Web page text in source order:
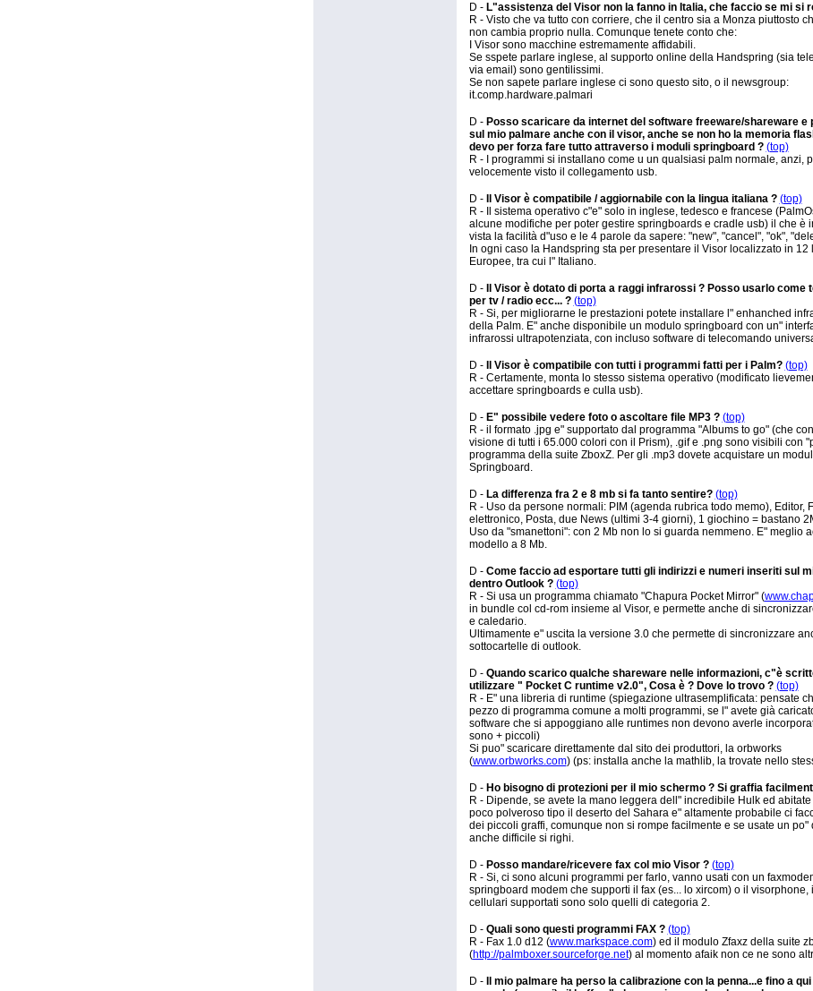
D - L"assistenza del Visor non la fanno in Italia, che faccio se mi si
R - Visto che va tutto con corriere, che il centro sia a Monza piuttosto
non cambia proprio nulla. Comunque tenete conto che:
I Visor sono macchine estremamente affidabili.
Se sspete parlare inglese, al supporto online della Handspring (sia
via email) sono gentilissimi.
Se non sapete parlare inglese ci sono questo sito, o il newsgroup:
it.comp.hardware.palmari
D - Posso scaricare da internet del software freeware/shareware e
sul mio palmare anche con il visor, anche se non ho la memoria
devo per forza fare tutto attraverso i moduli springboard ? (top)
R - I programmi si installano come u un qualsiasi palm normale, anzi,
velocemente visto il collegamento usb.
D -Il Visor è compatibile / aggiornabile con la lingua italiana ? (top)
R - Il sistema operativo c"e" solo in inglese, tedesco e francese
alcune modifiche per poter gestire springboards e cradle usb) il che è
vista la facilità d"uso e le 4 parole da sapere: "new", "cancel", "ok",
In ogni caso la Handspring sta per presentare il Visor localizzato in 12
Europee, tra cui l" Italiano.
D -
Il Visor è dotato di porta a raggi infrarossi ? Posso usarlo come
per tv / radio ecc... ? (top)
R - Si, per migliorarne le prestazioni potete installare l" enhanched
della Palm. E" anche disponibile un modulo springboard con un"
infrarossi ultrapotenziata, con incluso software di telecomando
D - Il Visor è compatibile con tutti i programmi fatti per i Palm? (top)
R - Certamente, monta lo stesso sistema operativo (modificato
accettare springboards e culla usb).
D - E" possibile vedere foto o ascoltare file MP3 ? (top)
R - il formato .jpg e" supportato dal programma "Albums to go" (che
visione di tutti i 65.000 colori con il Prism), .gif e .png sono visibili con
programma della suite ZboxZ. Per gli .mp3 dovete acquistare un
Springboard.
D - La differenza fra 2 e 8 mb si fa tanto sentire? (top)
R - Uso da persone normali: PIM (agenda rubrica todo memo), Editor,
elettronico, Posta, due News (ultimi 3-4 giorni), 1 giochino = bastano
Uso da "smanettoni": con 2 Mb non lo si guarda nemmeno. E" meglio
modello a 8 Mb.
D - Come faccio ad esportare tutti gli indirizzi e numeri inseriti sul
dentro Outlook ? (top)
R - Si usa un programma chiamato "Chapura Pocket Mirror" (
in bundle col cd-rom insieme al Visor, e permette anche di
e caledario.
Ultimamente e" uscita la versione 3.0 che permette di sincronizzare
sottocartelle di outlook.
D - Quando scarico qualche shareware nelle informazioni, c"è
utilizzare " Pocket C runtime v2.0", Cosa è ? Dove lo trovo ? (top)
R - E" una libreria di runtime (spiegazione ultrasemplificata: pensate
pezzo di programma comune a molti programmi, se l" avete già
software che si appoggiano alle runtimes non devono averle
sono + piccoli)
Si puo" scaricare direttamente dal sito dei produttori, la orbworks
(www.orbworks.com) (ps: installa anche la mathlib, la trovate nello
D - Ho bisogno di protezioni per il mio schermo ? Si graffia
R - Dipende, se avete la mano leggera dell" incredibile Hulk ed
poco polveroso tipo il deserto del Sahara e" altamente probabile ci
dei piccoli graffi, comunque non si rompe facilmente e se usate un po"
anche difficile si righi.
D - Posso mandare/ricevere fax col mio Visor ? (top)
R - Si, ci sono alcuni programmi per farlo, vanno usati con un
springboard modem che supporti il fax (es... lo xircom) o il visorphone,
cellulari supportati sono solo quelli di categoria 2.
D - Quali sono questi programmi FAX ? (top)
R - Fax 1.0 d12 (www.markspace.com) ed il modulo Zfaxz della suite
(http://palmboxer.sourceforge.net) al momento afaik non ce ne sono
D -
Il mio palmare ha perso la calibrazione con la penna...e fino a